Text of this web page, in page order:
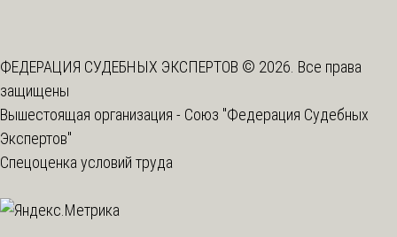
ФЕДЕРАЦИЯ СУДЕБНЫХ ЭКСПЕРТОВ © 2026. Все права
защищены
Вышестоящая организация - Союз "Федерация Судебных
Экспертов"
Спецоценка условий труда